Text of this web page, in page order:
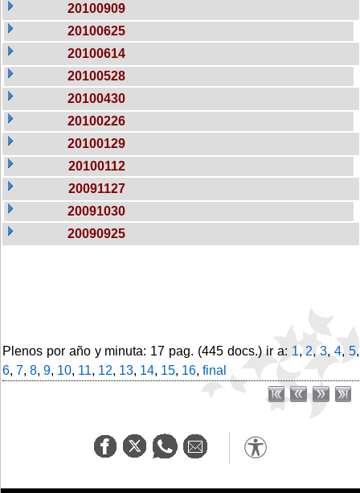
20100909
20100625
20100614
20100528
20100430
20100226
20100129
20100112
20091127
20091030
20090925
Plenos por año y minuta: 17 pag. (445 docs.) ir a: 1,2,3,4,5,
6, 7, 8, 9, 10, 11, 12, 13, 14, 15, 16, final